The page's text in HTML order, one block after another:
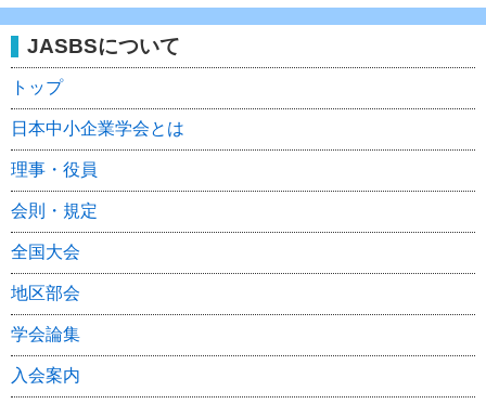
JASBSについて
トップ
日本中小企業学会とは
理事・役員
会則・規定
全国大会
地区部会
学会論集
入会案内